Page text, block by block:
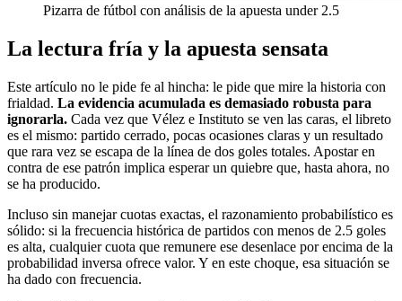
Pizarra de fútbol con análisis de la apuesta under 2.5
La lectura fría y la apuesta sensata
Este artículo no le pide fe al hincha: le pide que mire la historia con
frialdad. La evidencia acumulada es demasiado robusta para
ignorarla. Cada vez que Vélez e Instituto se ven las caras, el libreto
es el mismo: partido cerrado, pocas ocasiones claras y un resultado
que rara vez se escapa de la línea de dos goles totales. Apostar en
contra de ese patrón implica esperar un quiebre que, hasta ahora, no
se ha producido.
Incluso sin manejar cuotas exactas, el razonamiento probabilístico es
sólido: si la frecuencia histórica de partidos con menos de 2.5 goles
es alta, cualquier cuota que remunere ese desenlace por encima de la
probabilidad inversa ofrece valor. Y en este choque, esa situación se
ha dado con frecuencia.